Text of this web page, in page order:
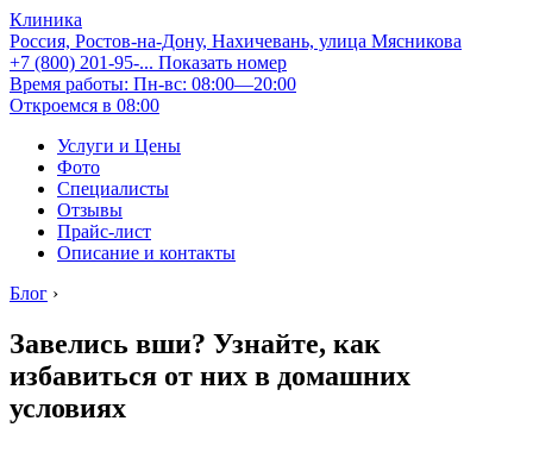
Клиника
Россия, Ростов-на-Дону, Нахичевань, улица Мясникова
+7 (800) 201-95-... Показать номер
Время работы: Пн-вс: 08:00—20:00
Откроемся в 08:00
Услуги и Цены
Фото
Специалисты
Отзывы
Прайс-лист
Описание и контакты
Блог ›
Завелись вши? Узнайте, как
избавиться от них в домашних
условиях